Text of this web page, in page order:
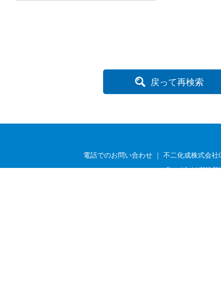
戻って再検索
電話でのお問い合わせ ｜ 不二化成株式会社
Copyright (c) 2019